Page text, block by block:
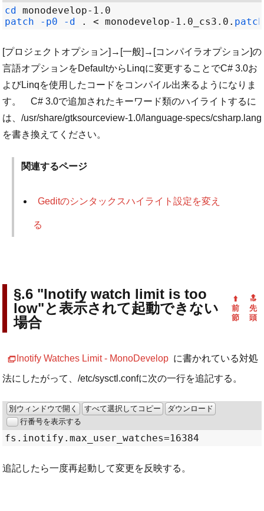
cd
patch
-p0 -d . < monodevelop-1.0_cs3.0. patch
[プロジェクトオプション]→[一般]→[コンパイラオプション]の
言語オプションをDefaultからLinqに変更することでC# 3.0お
よびLinqを使用したコードをコンパイル出来るようになりま
す。 C# 3.0で追加されたキーワード類のハイライトするに
は、/usr/share/gtksourceview-1.0/language-specs/csharp.lang
を書き換えてください。
関連するページ
Geditのシンタックスハイライト設定を変え
る
"Inotify watch limit is too
low"と表示されて起動できない
場合
Inotify Watches Limit - MonoDevelop に書かれている対処
法にしたがって、/etc/sysctl.confに次の一行を追記する。
別ウィンドウで開く すべて選択してコピー
ダウンロード
行番号を表示する
追記したら一度再起動して変更を反映する。